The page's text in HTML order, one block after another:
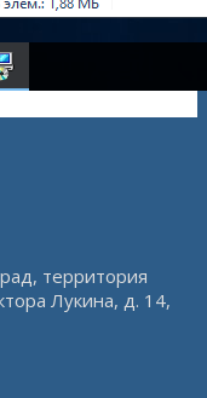
территория
Лукина, д. 14,